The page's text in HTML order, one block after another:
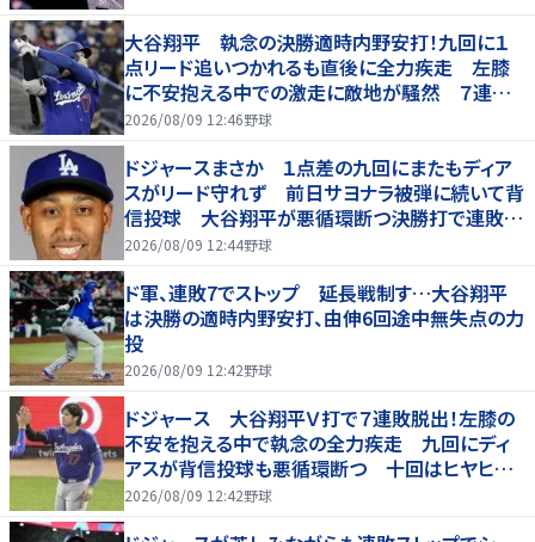
大谷翔平 執念の決勝適時内野安打！九回に１
点リード追いつかれるも直後に全力疾走 左膝
に不安抱える中での激走に敵地が騒然 ７連敗
脱出
2026/08/09 12:46野球
ドジャースまさか １点差の九回にまたもディア
スがリード守れず 前日サヨナラ被弾に続いて背
信投球 大谷翔平が悪循環断つ決勝打で連敗は
７でストップ
2026/08/09 12:44野球
ド軍、連敗7でストップ 延長戦制す…大谷翔平
は決勝の適時内野安打、由伸6回途中無失点の力
投
2026/08/09 12:42野球
ドジャース 大谷翔平Ｖ打で７連敗脱出！左膝の
不安を抱える中で執念の全力疾走 九回にディ
アスが背信投球も悪循環断つ 十回はヒヤヒヤ
もリード守る
2026/08/09 12:42野球